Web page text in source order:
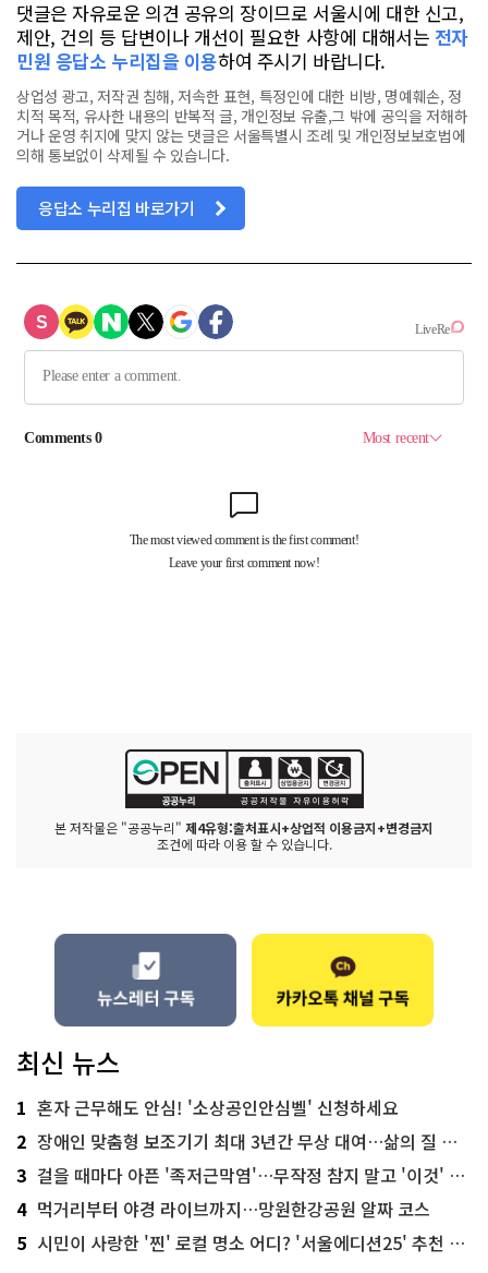
댓글은 자유로운 의견 공유의 장이므로 서울시에 대한 신고,
제안, 건의 등 답변이나 개선이 필요한 사항에 대해서는 전자
민원 응답소 누리집을 이용하여 주시기 바랍니다.
상업성 광고, 저작권 침해, 저속한 표현, 특정인에 대한 비방, 명예훼손, 정
치적 목적, 유사한 내용의 반복적 글, 개인정보 유출,그 밖에 공익을 저해하
거나 운영 취지에 맞지 않는 댓글은 서울특별시 조례 및 개인정보보호법에
의해 통보없이 삭제될 수 있습니다.
응답소 누리집 바로가기
본 저작물은 "공공누리" 제4유형:출처표시+상업적 이용금지+변경금지
조건에 따라 이용 할 수 있습니다.
최신 뉴스
1 혼자 근무해도 안심! '소상공인안심벨' 신청하세요
2 장애인 맞춤형 보조기기 최대 3년간 무상 대여…삶의 질 높인다
3 걸을 때마다 아픈 '족저근막염'…무작정 참지 말고 '이것' 해보세요!
4 먹거리부터 야경 라이브까지…망원한강공원 알짜 코스
5 시민이 사랑한 '찐' 로컬 명소 어디? '서울에디션25' 추천 코스